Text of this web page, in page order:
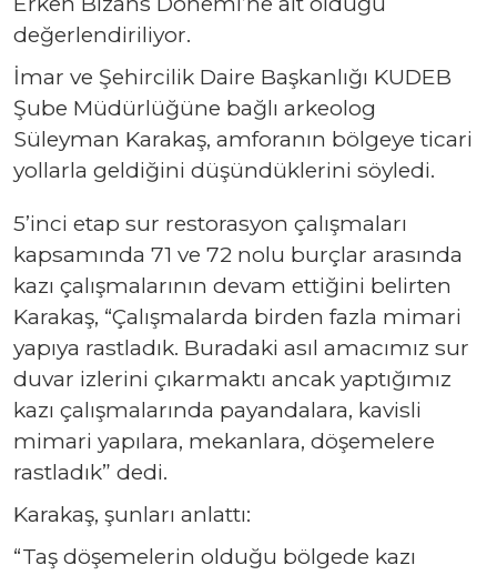
değerlendiriliyor.
İmar ve Şehircilik Daire Başkanlığı KUDEB
Şube Müdürlüğüne bağlı arkeolog
Süleyman Karakaş, amforanın bölgeye ticari
yollarla geldiğini düşündüklerini söyledi.
5’inci etap sur restorasyon çalışmaları
kapsamında 71 ve 72 nolu burçlar arasında
kazı çalışmalarının devam ettiğini belirten
Karakaş, “Çalışmalarda birden fazla mimari
yapıya rastladık. Buradaki asıl amacımız sur
duvar izlerini çıkarmaktı ancak yaptığımız
kazı çalışmalarında payandalara, kavisli
mimari yapılara, mekanlara, döşemelere
rastladık” dedi.
Karakaş, şunları anlattı:
“Taş döşemelerin olduğu bölgede kazı